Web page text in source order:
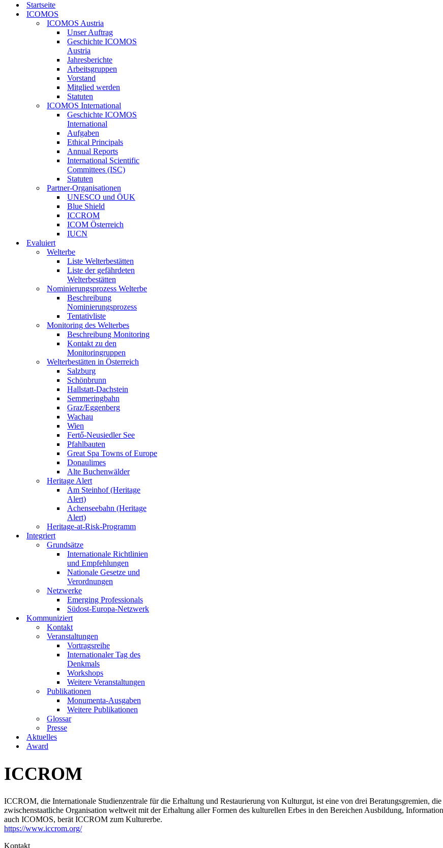
Startseite
ICOMOS
ICOMOS Austria
Unser Auftrag
Geschichte ICOMOS
Austria
Jahresberichte
Arbeitsgruppen
Vorstand
Mitglied werden
Statuten
ICOMOS International
Geschichte ICOMOS
International
Aufgaben
Ethical Principals
Annual Reports
International Scientific
Committees (ISC)
Statuten
Partner-Organisationen
UNESCO und ÖUK
Blue Shield
ICCROM
ICOM Österreich
IUCN
Evaluiert
Welterbe
Liste Welterbestätten
Liste der gefährdeten
Welterbestätten
Nominierungsprozess Welterbe
Beschreibung
Nominierungsprozess
Tentativliste
Monitoring des Welterbes
Beschreibung Monitoring
Kontakt zu den
Monitoringruppen
Welterbestätten in Österreich
Salzburg
Schönbrunn
Hallstatt-Dachstein
Semmeringbahn
Graz/Eggenberg
Wachau
Wien
Fertő-Neusiedler See
Pfahlbauten
Great Spa Towns of Europe
Donaulimes
Alte Buchenwälder
Heritage Alert
Am Steinhof (Heritage
Alert)
Achenseebahn (Heritage
Alert)
Heritage-at-Risk-Programm
Integriert
Grundsätze
Internationale Richtlinien
und Empfehlungen
Nationale Gesetze und
Verordnungen
Netzwerke
Emerging Professionals
Südost-Europa-Netzwerk
Kommuniziert
Kontakt
Veranstaltungen
Vortragsreihe
Internationaler Tag des
Denkmals
Workshops
Weitere Veranstaltungen
Publikationen
Monumenta-Ausgaben
Weitere Publikationen
Glossar
Presse
Aktuelles
Award
ICCROM
ICCROM, die Internationale Studienzentrale für die Erhaltung und Restaurierung von Kulturgut, ist eine von drei Beratungsgremien,
zwischenstaatliche Organisation weltweit mit der Erhaltung aller Formen des kulturellen Erbes in den Bereichen Ausbildung,
auch ICOMOS, berät ICCROM zum Kulturerbe.
https://www.iccrom.org/
Kontakt